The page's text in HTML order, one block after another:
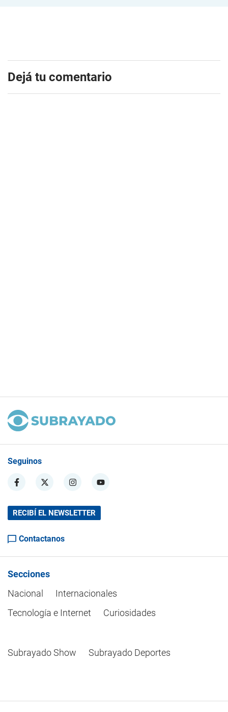
Dejá tu comentario
Seguinos
RECIBÍ EL NEWSLETTER
Contactanos
Secciones
Nacional
Internacionales
Tecnología e Internet
Curiosidades
Subrayado Show Subrayado Deportes